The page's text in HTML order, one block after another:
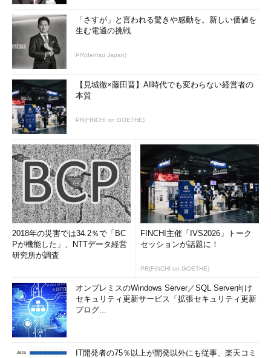
「さすが」と言われる驚きや感動を。新しい価値を
生む電通の挑戦
PR(dentsu Japan)
【見城徹×藤田晋】AI時代でも変わらない経営者の
本質
PR(FINCHI on GOETHE)
2018年の災害では34.2％で「BC
Pが機能した」、NTTデータ経営
研究所が調査
FINCHI主催「IVS2026」トーク
セッションが話題に！
PR(FINCHI on GOETHE)
オンプレミスのWindows Server／SQL Server向け
セキュリティ更新サービス「拡張セキュリティ更新
プログ...
IT開発者の75％以上が開発以外にも従事、楽天コミ